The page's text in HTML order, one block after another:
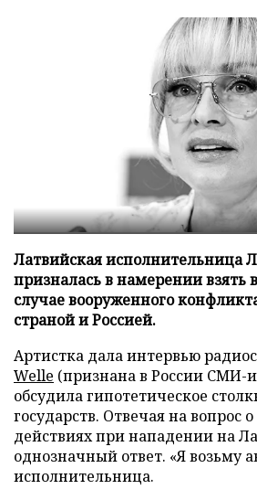
Латвийская исполнительница
призналась в намерении взять
случае вооруженного
страной и Россией.
Артистка дала интервью
Welle (признана в России СМИ-
обсудила гипотетическое
государств. Отвечая на вопрос
действиях при нападении на
однозначный ответ. «Я возьму
исполнительница.